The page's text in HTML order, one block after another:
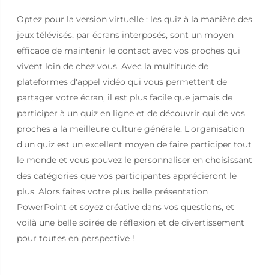
Optez pour la version virtuelle : les quiz à la manière des
jeux télévisés, par écrans interposés, sont un moyen
efficace de maintenir le contact avec vos proches qui
vivent loin de chez vous. Avec la multitude de
plateformes d'appel vidéo qui vous permettent de
partager votre écran, il est plus facile que jamais de
participer à un quiz en ligne et de découvrir qui de vos
proches a la meilleure culture générale. L'organisation
d'un quiz est un excellent moyen de faire participer tout
le monde et vous pouvez le personnaliser en choisissant
des catégories que vos participantes apprécieront le
plus. Alors faites votre plus belle présentation
PowerPoint et soyez créative dans vos questions, et
voilà une belle soirée de réflexion et de divertissement
pour toutes en perspective !